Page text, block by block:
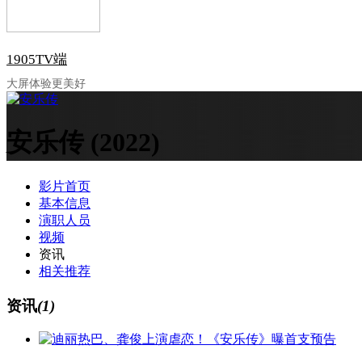
1905TV端
大屏体验更美好
安乐传 (2022)
影片首页
基本信息
演职人员
视频
资讯
相关推荐
资讯(1)